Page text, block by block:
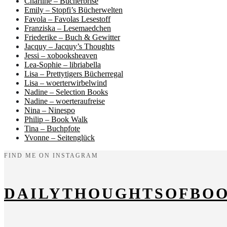
Emily – Stopfi’s Bücherwelten
Favola – Favolas Lesestoff
Franziska – Lesemaedchen
Friederike – Buch & Gewitter
Jacquy – Jacquy’s Thoughts
Jessi – xobooksheaven
Lea-Sophie – libriabella
Lisa – Prettytigers Bücherregal
Lisa – woerterwirbelwind
Nadine – Selection Books
Nadine – woerteraufreise
Nina – Ninespo
Philip – Book Walk
Tina – Buchpfote
Yvonne – Seitenglück
FIND ME ON INSTAGRAM